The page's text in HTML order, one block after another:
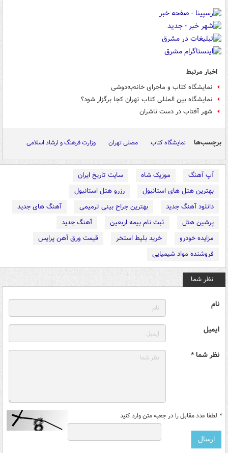
اخبار مرتبط
نمایشگاه کتاب و ماجرای خانه‌به‌دوشی
نمایشگاه بین المللی کتاب تهران کجا برگزار شود؟
شهر آفتاب در دست ناشران
برچسب‌ها نمایشگاه کتاب مصلی تهران وزارت فرهنگ و ارشاد اسلامی
آپ آهنگ موزیک شاه
سایت تاریخ ایران
بهترین هتل های استانبول
رزرو هتل استانبول
دانلود آهنگ جدید
بهترین جراح بینی ترمیمی
آهنگ های جدید
پرشین هتل
ثبت نام بیمه اربعین
آهنگ جدید
مزایده خودرو
خرید بلیط استخر
قیمت ورق آهن پرایس
فروشنده مواد شیمیایی
نظر شما
نام
ایمیل
نظر شما *
* لطفا عدد مقابل را در جعبه متن وارد کنید